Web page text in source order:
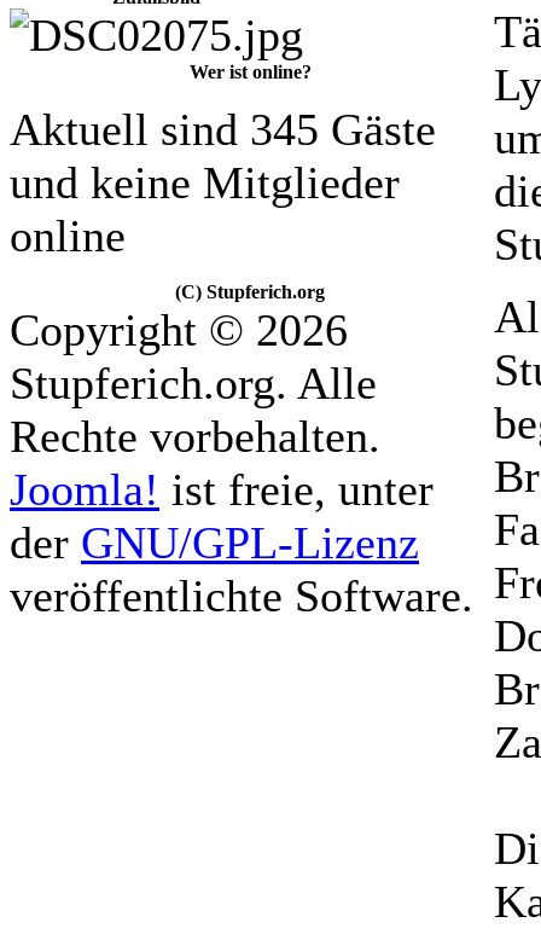
Wer ist online?
Aktuell sind 345 Gäste
und keine Mitglieder
online
(C) Stupferich.org
Copyright © 2026
Stupferich.org. Alle
Rechte vorbehalten.
Joomla! ist freie, unter
der GNU/GPL-Lizenz
veröffentlichte Software.